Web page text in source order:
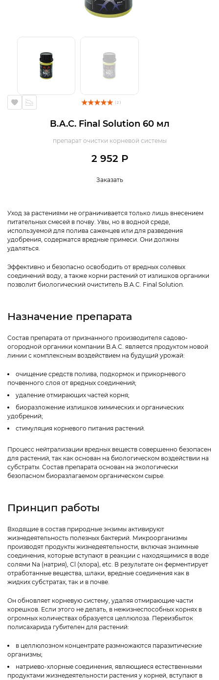
( 2 )
B.A.C. Final Solution 60 мл
препарат очистки корневой системы
2 952 Р
Заказать
Уход за растениями не ограничивается только лишь внесением
питательных смесей в почву. Увы, но в водной среде,
используемой для полива саженцев или для разведения
удобрения, содержатся вредные примеси. Они должны
удаляться.
Эффективно и безопасно освободить от вредных солевых
соединений воду, а также корни растений от излишков органики
позволит биологический очиститель B.A.C. Final Solution.
Назначение препарата
Состав препарата от признанного производителя садово-
огородной органики компании B.A.C. является продуктом новой
линии с комплексным воздействием на будущий урожай:
очищение средств полива, подкормок и прикорневого
почвенного слоя от вредных соединений;
удаление отмирающих частей корня;
биоразложение излишков химических и органических
удобрений;
стимуляция корневого питания растений.
Процесс нейтрализации вредных веществ совершенно безопасен
для растений, так как основан на биологическом воздействии на
субстраты. Состав препарата основан на экологически
безопасном биоразлагаемом органическом сырье.
Принцип работы
Входящие в состав природные энзимы активируют
жизнедеятельность полезных бактерий. Микроорганизмы
производят продукты жизнедеятельности, включая энзимные
соединения, которые вступают в реакции с находящимися в воде
солями Na (натрия), Cl (хлора), etc. В результате он ферментирует
отработанные вещества, шлаки, вредные соединения как в
жидких субстратах, так и в почве.
Он обновляет корневую систему, удаляя отмирающие части
корешков. Если этого не делать, в нежизнеспособных корнях в
огромных количествах образуется целлюлоза. Переизбыток
полисахарида губителен для растений:
в целлюлозном концентрате размножаются паразитические
организмы;
натриево-хлорные соединения, являющиеся естественными
продуктами жизнедеятельности растения у корней, вступают в